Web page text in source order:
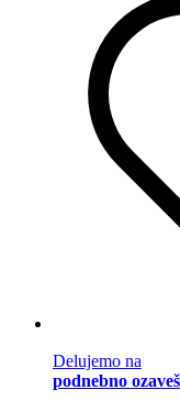
Delujemo na
podnebno